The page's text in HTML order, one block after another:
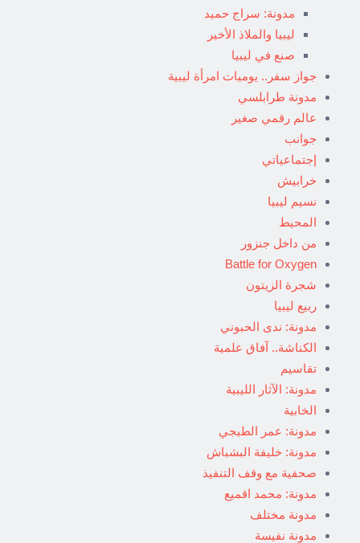
مدونة: سراج حميد
ليبيا والملاذ الأخير
صنع في ليبيا
جواز سفر.. يوميات امرأة ليبية
مدونة طرابلسي
عالم رقمي صغير
جوانب
إجتماعياتي
خرابيش
نسيم ليبيا
المحيط
من داخل جنزور
Battle for Oxygen
شجرة الزيتون
ربيع ليبيا
مدونة: ندى الحبوني
الكناشة.. آفاق علمية
تقاسيم
مدونة: الآثار الليبية
الخابية
مدونة: عمر الطبجي
مدونة: خليفة البشباش
صحفية مع وقف التنفيذ
مدونة: محمد اقميع
مدونة مختلف
مدونة نفيسة